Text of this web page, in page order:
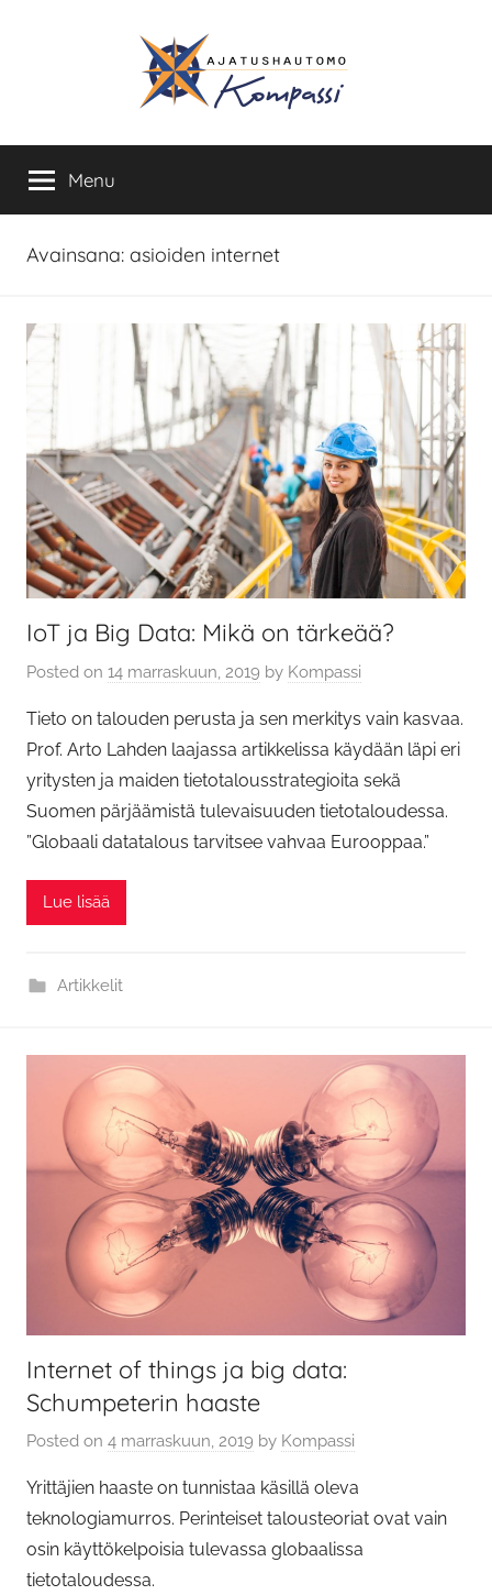
Ajatushautomo
Kompassi
Menu
Avainsana: asioiden internet
IoT ja Big Data: Mikä on tärkeää?
Posted on 14 marraskuun, 2019 by Kompassi
Tieto on talouden perusta ja sen merkitys vain kasvaa.
Prof. Arto Lahden laajassa artikkelissa käydään läpi eri
yritysten ja maiden tietotalousstrategioita sekä
Suomen pärjäämistä tulevaisuuden tietotaloudessa.
”Globaali datatalous tarvitsee vahvaa Eurooppaa.”
Lue lisää
Artikkelit
Internet of things ja big data:
Schumpeterin haaste
Posted on 4 marraskuun, 2019 by Kompassi
Yrittäjien haaste on tunnistaa käsillä oleva
teknologiamurros. Perinteiset talousteoriat ovat vain
osin käyttökelpoisia tulevassa globaalissa
tietotaloudessa.